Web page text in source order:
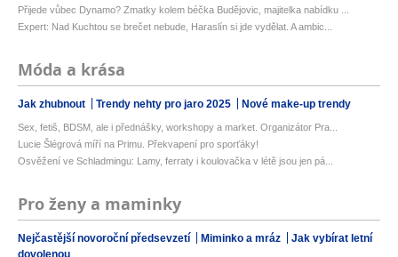
Přijede vůbec Dynamo? Zmatky kolem béčka Budějovic, majitelka nabídku ...
Expert: Nad Kuchtou se brečet nebude, Haraslín si jde vydělat. A ambic...
Móda a krása
Jak zhubnout Trendy nehty pro jaro 2025 Nové make-up trendy
Sex, fetiš, BDSM, ale i přednášky, workshopy a market. Organizátor Pra...
Lucie Šlégrová míří na Primu. Překvapení pro sporťáky!
Osvěžení ve Schladmingu: Lamy, ferraty i koulovačka v létě jsou jen pá...
Pro ženy a maminky
Nejčastější novoroční předsevzetí Miminko a mráz
Jak vybírat letní
dovolenou